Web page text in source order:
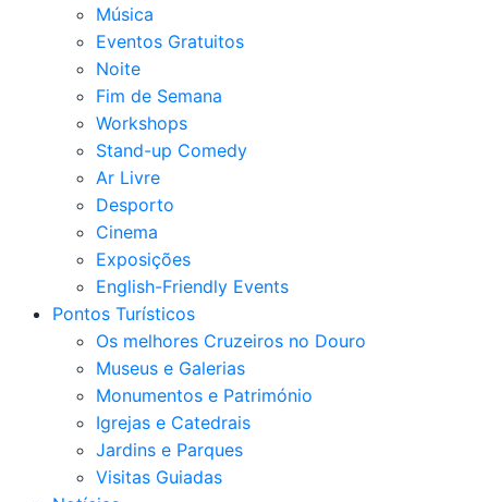
Música
Eventos Gratuitos
Noite
Fim de Semana
Workshops
Stand-up Comedy
Ar Livre
Desporto
Cinema
Exposições
English-Friendly Events
Pontos Turísticos
Os melhores Cruzeiros no Douro​
Museus e Galerias
Monumentos e Património
Igrejas e Catedrais
Jardins e Parques
Visitas Guiadas